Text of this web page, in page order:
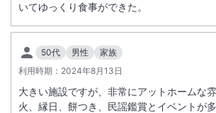
いてゆっくり食事ができた。
50代 男性
家族
利用時期： 2024年8月13日
大きい施設ですが、非常にアットホームな
火、縁日、餅つき、民謡鑑賞とイベントが